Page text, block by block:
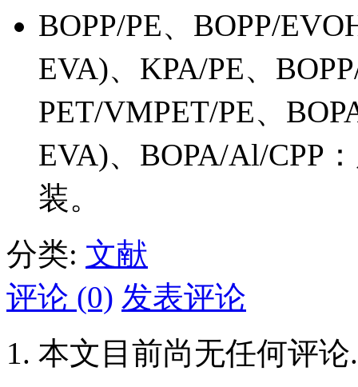
BOPP/PE、BOPP/
EVA)、KPA/PE、
PET/VMPET/PE、
EVA)、BOPA/Al/CPP
装。
分类: 文献
评论 (0) 发表评论
本文目前尚无任何评论.